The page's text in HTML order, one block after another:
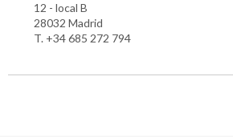
12 - local B
28032 Madrid
T. +34 685 272 794